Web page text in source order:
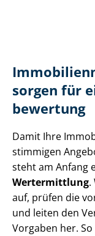
sorgen für
be­wer­tung
Damit Ihre
stimmigen
steht am Anfang
Wertermittlung.
auf, prüfen die
und leiten den
Vorgaben her.